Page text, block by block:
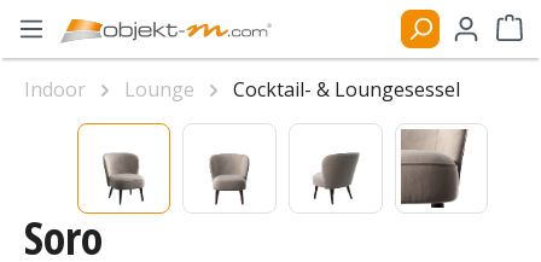
Zum Hauptinhalt springen
Soro
Indoor Lounge
Cocktail- & Loungesessel
Bildergalerie überspringen